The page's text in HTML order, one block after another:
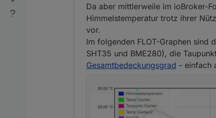
Da aber mittlerweile im ioBroker-
Himmelstemperatur trotz ihrer
vor.
Im folgenden FLOT-Graphen sind
SHT35 und BME280), die
Gesamtbedeckungsgrad - einfach